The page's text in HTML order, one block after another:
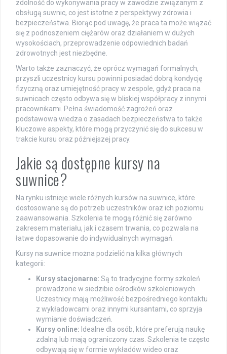
zdolność do wykonywania pracy w zawodzie związanym z
obsługą suwnic, co jest istotne z perspektywy zdrowia i
bezpieczeństwa. Biorąc pod uwagę, że praca ta może wiązać
się z podnoszeniem ciężarów oraz działaniem w dużych
wysokościach, przeprowadzenie odpowiednich badań
zdrowotnych jest niezbędne.
Warto także zaznaczyć, że oprócz wymagań formalnych,
przyszli uczestnicy kursu powinni posiadać dobrą kondycję
fizyczną oraz umiejętność pracy w zespole, gdyż praca na
suwnicach często odbywa się w bliskiej współpracy z innymi
pracownikami. Pełna świadomość zagrożeń oraz
podstawowa wiedza o zasadach bezpieczeństwa to także
kluczowe aspekty, które mogą przyczynić się do sukcesu w
trakcie kursu oraz późniejszej pracy.
Jakie są dostępne kursy na
suwnice?
Na rynku istnieje wiele różnych kursów na suwnice, które
dostosowane są do potrzeb uczestników oraz ich poziomu
zaawansowania. Szkolenia te mogą różnić się zarówno
zakresem materiału, jak i czasem trwania, co pozwala na
łatwe dopasowanie do indywidualnych wymagań.
Kursy na suwnice można podzielić na kilka głównych
kategorii:
Kursy stacjonarne: Są to tradycyjne formy szkoleń
prowadzone w siedzibie ośrodków szkoleniowych.
Uczestnicy mają możliwość bezpośredniego kontaktu
z wykładowcami oraz innymi kursantami, co sprzyja
wymianie doświadczeń.
Kursy online: Idealne dla osób, które preferują naukę
zdalną lub mają ograniczony czas. Szkolenia te często
odbywają się w formie wykładów wideo oraz